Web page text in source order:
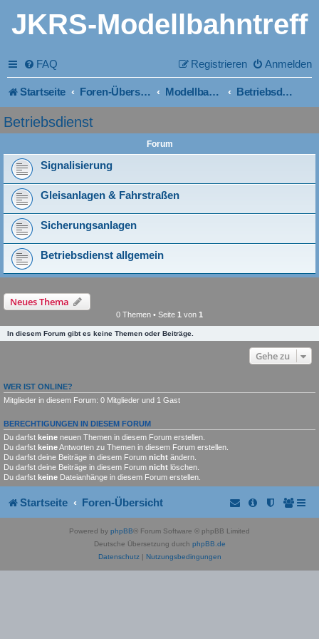
JKRS-Modellbahntreff
FAQ Anmelden
Registrieren
Startseite Foren-Übersicht Modellbahn ~ Bau und Planung Betriebsdienst
Betriebsdienst
Forum
Signalisierung
Gleisanlagen & Fahrstraßen
Sicherungsanlagen
Betriebsdienst allgemein
Neues Thema
0 Themen • Seite 1 von 1
In diesem Forum gibt es keine Themen oder Beiträge.
Gehe zu
WER IST ONLINE?
Mitglieder in diesem Forum: 0 Mitglieder und 1 Gast
BERECHTIGUNGEN IN DIESEM FORUM
Du darfst keine neuen Themen in diesem Forum erstellen.
Du darfst keineAntworten zu Themen in diesem Forum erstellen.
Du darfst deine Beiträge in diesem Forum nicht ändern.
Du darfst deine Beiträge in diesem Forum nicht löschen.
Du darfst keine Dateianhänge in diesem Forum erstellen.
Startseite Foren-Übersicht
Powered by phpBB® Forum Software © phpBB Limited
Deutsche Übersetzung durch phpBB.de
Datenschutz| Nutzungsbedingungen